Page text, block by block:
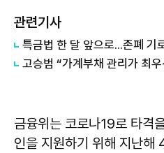
관련기사
특금법 한 달 앞으로...존폐 기
금융위는 코로나19로 타격
인을 지원하기 위해 지난해